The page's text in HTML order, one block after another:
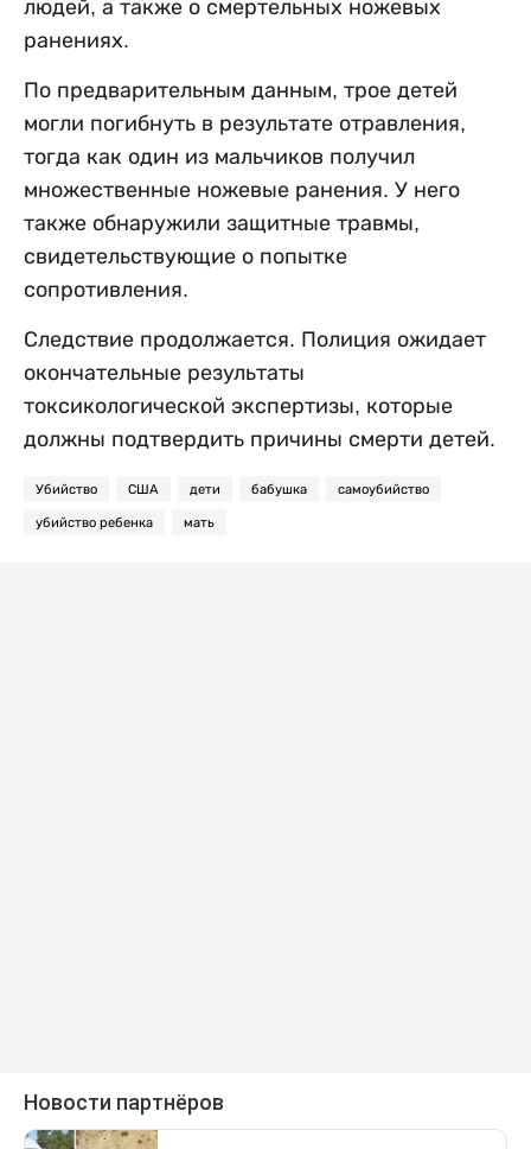
людей, а также о смертельных ножевых
ранениях.
По предварительным данным, трое детей
могли погибнуть в результате отравления,
тогда как один из мальчиков получил
множественные ножевые ранения. У него
также обнаружили защитные травмы,
свидетельствующие о попытке
сопротивления.
Следствие продолжается. Полиция ожидает
окончательные результаты
токсикологической экспертизы, которые
должны подтвердить причины смерти детей.
Убийство США дети бабушка самоубийство
убийство ребенка мать